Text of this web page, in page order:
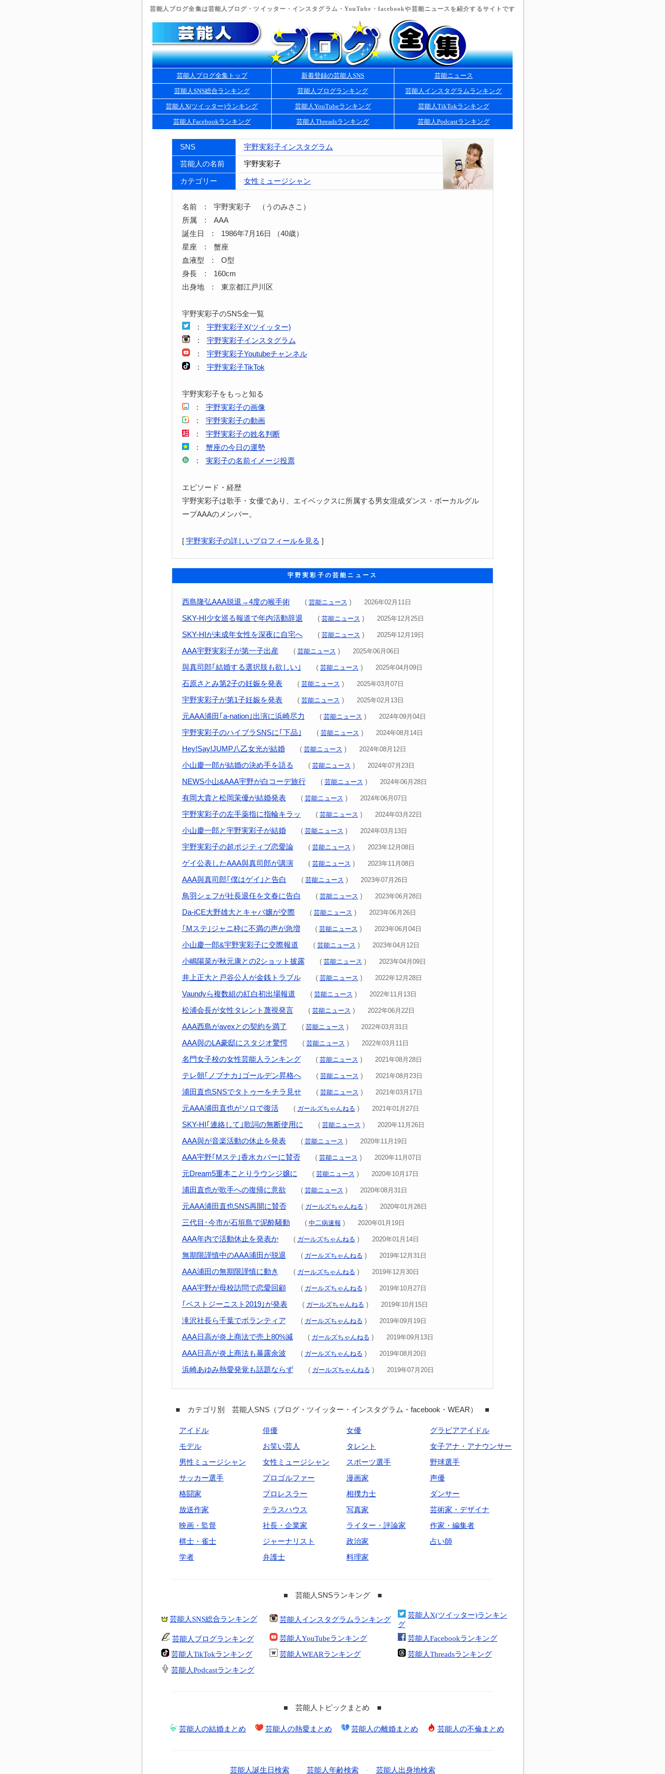
芸能人ブログ全集は芸能人ブログ・ツイッター・インスタグラム・YouTube・facebookや芸能ニュースを紹介するサイトです
芸能人ブログ全集トップ 新着登録の芸能人SNS 芸能ニュース
芸能人SNS総合ランキング 芸能人ブログランキング 芸能人インスタグラムランキング
芸能人X(ツイッター)ランキング 芸能人YouTubeランキング 芸能人TikTokランキング
芸能人Facebookランキング 芸能人Threadsランキング 芸能人Podcastランキング
SNS 宇野実彩子インスタグラム
芸能人の名前 宇野実彩子
カテゴリー 女性ミュージシャン
名前 : 宇野実彩子 （うのみさこ）
所属 : AAA
誕生日 : 1986年7月16日 （40歳）
星座 : 蟹座
血液型 : O型
身長 : 160cm
出身地 : 東京都江戸川区
宇野実彩子のSNS全一覧
: 宇野実彩子X(ツイッター)
: 宇野実彩子インスタグラム
: 宇野実彩子Youtubeチャンネル
: 宇野実彩子TikTok
宇野実彩子をもっと知る
: 宇野実彩子の画像
: 宇野実彩子の動画
: 宇野実彩子の姓名判断
: 蟹座の今日の運勢
: 実彩子の名前イメージ投票
エピソード・経歴
宇野実彩子は歌手・女優であり、エイベックスに所属する男女混成ダンス・ボーカルグル
ープAAAのメンバー。
[ 宇野実彩子の詳しいプロフィールを見る ]
宇野実彩子の芸能ニュース
西島隆弘AAA脱退→4度の喉手術 ( 芸能ニュース ) 2026年02月11日
SKY-HI少女巡る報道で年内活動辞退 ( 芸能ニュース ) 2025年12月25日
SKY-HIが未成年女性を深夜に自宅へ ( 芸能ニュース ) 2025年12月19日
AAA宇野実彩子が第一子出産 ( 芸能ニュース ) 2025年06月06日
與真司郎｢結婚する選択肢も欲しい｣ ( 芸能ニュース ) 2025年04月09日
石原さとみ第2子の妊娠を発表 ( 芸能ニュース ) 2025年03月07日
宇野実彩子が第1子妊娠を発表 ( 芸能ニュース ) 2025年02月13日
元AAA浦田｢a-nation｣出演に浜崎尽力 ( 芸能ニュース ) 2024年09月04日
宇野実彩子のハイブラSNSに｢下品｣ ( 芸能ニュース ) 2024年08月14日
Hey!Say!JUMP八乙女光が結婚 ( 芸能ニュース ) 2024年08月12日
小山慶一郎が結婚の決め手を語る ( 芸能ニュース ) 2024年07月23日
NEWS小山&AAA宇野が白コーデ旅行 ( 芸能ニュース ) 2024年06月28日
有岡大貴と松岡茉優が結婚発表 ( 芸能ニュース ) 2024年06月07日
宇野実彩子の左手薬指に指輪キラッ ( 芸能ニュース ) 2024年03月22日
小山慶一郎と宇野実彩子が結婚 ( 芸能ニュース ) 2024年03月13日
宇野実彩子の超ポジティブ恋愛論 ( 芸能ニュース ) 2023年12月08日
ゲイ公表したAAA與真司郎が講演 ( 芸能ニュース ) 2023年11月08日
AAA與真司郎｢僕はゲイ｣と告白 ( 芸能ニュース ) 2023年07月26日
鳥羽シェフが社長退任を文春に告白 ( 芸能ニュース ) 2023年06月28日
Da-iCE大野雄大とキャバ嬢が交際 ( 芸能ニュース ) 2023年06月26日
｢Mステ｣ジャニ枠に不満の声が急増 ( 芸能ニュース ) 2023年06月04日
小山慶一郎&宇野実彩子に交際報道 ( 芸能ニュース ) 2023年04月12日
小嶋陽菜が秋元康との2ショット披露 ( 芸能ニュース ) 2023年04月09日
井上正大と戸谷公人が金銭トラブル ( 芸能ニュース ) 2022年12月28日
Vaundyら複数組の紅白初出場報道 ( 芸能ニュース ) 2022年11月13日
松浦会長が女性タレント蔑視発言 ( 芸能ニュース ) 2022年06月22日
AAA西島がavexとの契約を満了 ( 芸能ニュース ) 2022年03月31日
AAA與のLA豪邸にスタジオ驚愕 ( 芸能ニュース ) 2022年03月11日
名門女子校の女性芸能人ランキング ( 芸能ニュース ) 2021年08月28日
テレ朝｢ノブナカ｣ゴールデン昇格へ ( 芸能ニュース ) 2021年08月23日
浦田直也SNSでタトゥーをチラ見せ ( 芸能ニュース ) 2021年03月17日
元AAA浦田直也がソロで復活 ( ガールズちゃんねる ) 2021年01月27日
SKY-HI｢連絡して｣歌詞の無断使用に ( 芸能ニュース ) 2020年11月26日
AAA與が音楽活動の休止を発表 ( 芸能ニュース ) 2020年11月19日
AAA宇野｢Mステ｣香水カバーに賛否 ( 芸能ニュース ) 2020年11月07日
元Dream5重本ことりラウンジ嬢に ( 芸能ニュース ) 2020年10月17日
浦田直也が歌手への復帰に意欲 ( 芸能ニュース ) 2020年08月31日
元AAA浦田直也SNS再開に賛否 ( ガールズちゃんねる ) 2020年01月28日
三代目･今市が石垣島で泥酔騒動 ( 中二病速報 ) 2020年01月19日
AAA年内で活動休止を発表か ( ガールズちゃんねる ) 2020年01月14日
無期限謹慎中のAAA浦田が脱退 ( ガールズちゃんねる ) 2019年12月31日
AAA浦田の無期限謹慎に動き ( ガールズちゃんねる ) 2019年12月30日
AAA宇野が母校訪問で恋愛回顧 ( ガールズちゃんねる ) 2019年10月27日
｢ベストジーニスト2019｣が発表 ( ガールズちゃんねる ) 2019年10月15日
滝沢社長ら千葉でボランティア ( ガールズちゃんねる ) 2019年09月19日
AAA日高が炎上商法で売上80%減 ( ガールズちゃんねる ) 2019年09月13日
AAA日高が炎上商法も暴露余波 ( ガールズちゃんねる ) 2019年08月20日
浜崎あゆみ熱愛発覚も話題ならず ( ガールズちゃんねる ) 2019年07月20日
■ カテゴリ別 芸能人SNS（ブログ・ツイッター・インスタグラム・facebook・WEAR） ■
アイドル 俳優 女優
グラビアアイドル
モデル
お笑い芸人 タレント
女子アナ・アナウンサー
男性ミュージシャン
女性ミュージシャン スポーツ選手
野球選手
サッカー選手
プロゴルファー 漫画家
声優
格闘家
プロレスラー 相撲力士
ダンサー
放送作家
テラスハウス 写真家
芸術家・デザイナ
映画・監督
社長・企業家 ライター・評論家
作家・編集者
棋士・雀士
ジャーナリスト 政治家
占い師
学者
弁護士 料理家
■ 芸能人SNSランキング ■
芸能人SNS総合ランキング 芸能人インスタグラムランキング
芸能人X(ツイッター)ランキン
グ
芸能人ブログランキング
芸能人YouTubeランキング
芸能人Facebookランキング
芸能人TikTokランキング
芸能人WEARランキング
芸能人Threadsランキング
芸能人Podcastランキング
■ 芸能人トピックまとめ ■
芸能人の結婚まとめ 芸能人の熱愛まとめ 芸能人の離婚まとめ 芸能人の不倫まとめ
芸能人誕生日検索 - 芸能人年齢検索 - 芸能人出身地検索